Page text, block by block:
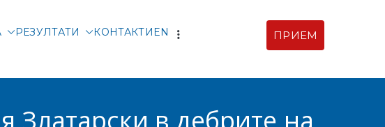
София
РЕЗУЛТАТИ КОНТАКТИEN ПРИЕМ